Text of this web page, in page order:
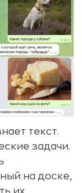
текст.
задачи.
на доске,